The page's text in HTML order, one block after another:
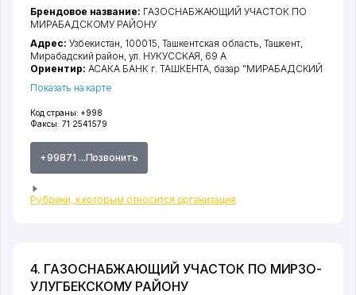
Код страны: +998
Факсы: 71 2541579
+99871 ...Позвонить
Рубрики, к которым относится организация
Брендовое название: ГАЗОСНАБЖАЮЩИЙ УЧАСТОК ПО
МИРАБАДСКОМУ РАЙОНУ
Адрес: Узбекистан, 100015, Ташкентская область, Ташкент,
Мирабадский район,ул. НУКУССКАЯ, 69 А
Ориентир: АСАКА БАНК г. ТАШКЕНТА, базар "МИРАБАДСКИЙ
Показать на карте
4. ГАЗОСНАБЖАЮЩИЙ УЧАСТОК ПО МИРЗО-
УЛУГБЕКСКОМУ РАЙОНУ